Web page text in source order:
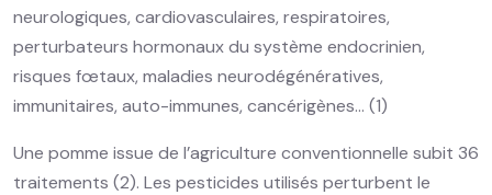
neurologiques, cardiovasculaires, respiratoires,
perturbateurs hormonaux du système endocrinien,
risques fœtaux, maladies neurodégénératives,
immunitaires, auto-immunes, cancérigènes… (1)
Une pomme issue de l’agriculture conventionnelle subit 36
traitements (2). Les pesticides utilisés perturbent le